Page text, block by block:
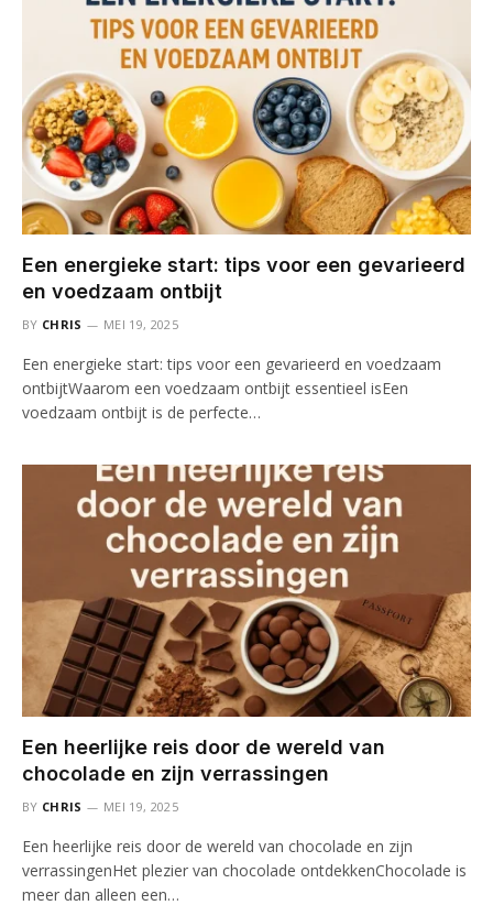
Een energieke start: tips voor een gevarieerd
en voedzaam ontbijt
BY CHRIS MEI 19, 2025
Een energieke start: tips voor een gevarieerd en voedzaam
ontbijtWaarom een voedzaam ontbijt essentieel isEen
voedzaam ontbijt is de perfecte…
Een heerlijke reis door de wereld van
chocolade en zijn verrassingen
BY CHRIS MEI 19, 2025
Een heerlijke reis door de wereld van chocolade en zijn
verrassingenHet plezier van chocolade ontdekkenChocolade is
meer dan alleen een…